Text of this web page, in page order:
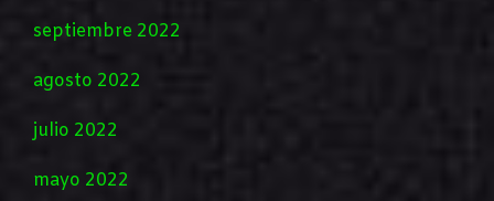
septiembre 2022
agosto 2022
julio 2022
mayo 2022